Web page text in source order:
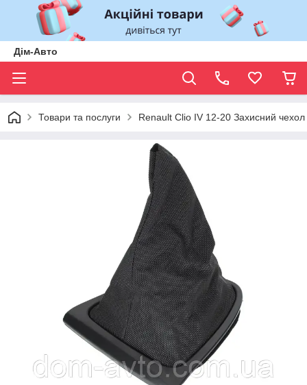
Дім-Авто
Товари та послуги Renault Clio IV 12-20 Захисний